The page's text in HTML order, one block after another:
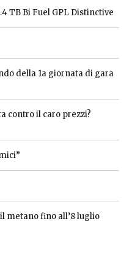
TB Bi Fuel GPL Distinctive
della 1a giornata di gara
contro il caro prezzi?
metano fino all’8 luglio